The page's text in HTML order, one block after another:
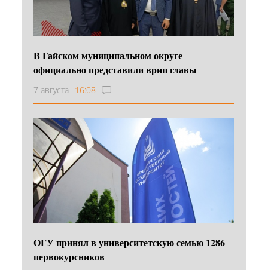
В Гайском муниципальном округе
официально представили врип главы
7 августа 16:08
ОГУ принял в университетскую семью 1286
первокурсников